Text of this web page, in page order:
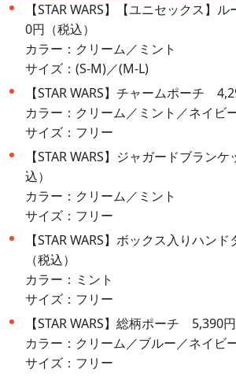
【STAR WARS】【ユニセックス】
0円（税込）
カラー：クリーム／ミント
サイズ：(S-M)／(M-L)
【STAR WARS】チャームポーチ
カラー：クリーム／ミント／ネイビ
サイズ：フリー
【STAR WARS】ジャガードブラン
込）
カラー：クリーム／ミント
サイズ：フリー
【STAR WARS】ボックス入りハン
（税込）
カラー：ミント
サイズ：フリー
【STAR WARS】総柄ポーチ 5,390円
カラー：クリーム／ブルー／ネイビ
サイズ：フリー